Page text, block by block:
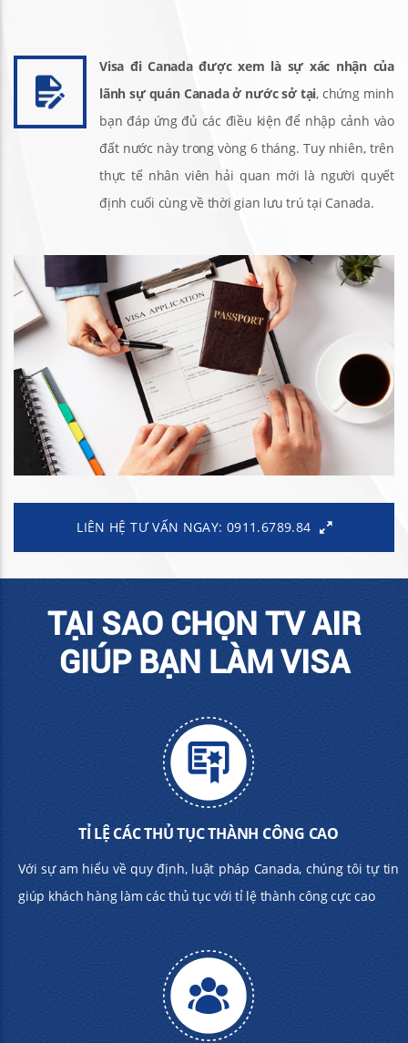
Visa đi Canada được xem là sự xác nhận của
lãnh sự quán Canada ở nước sở tại, chứng minh
bạn đáp ứng đủ các điều kiện để nhập cảnh vào
đất nước này trong vòng 6 tháng. Tuy nhiên, trên
thực tế nhân viên hải quan mới là người quyết
định cuối cùng về thời gian lưu trú tại Canada.
LIÊN HỆ TƯ VẤN NGAY: 0911.6789.84
TẠI SAO CHỌN TV AIR
GIÚP BẠN LÀM VISA
TỈ LỆ CÁC THỦ TỤC THÀNH CÔNG CAO
Với sự am hiểu về quy định, luật pháp Canada, chúng tôi tự tin
giúp khách hàng làm các thủ tục với tỉ lệ thành công cực cao